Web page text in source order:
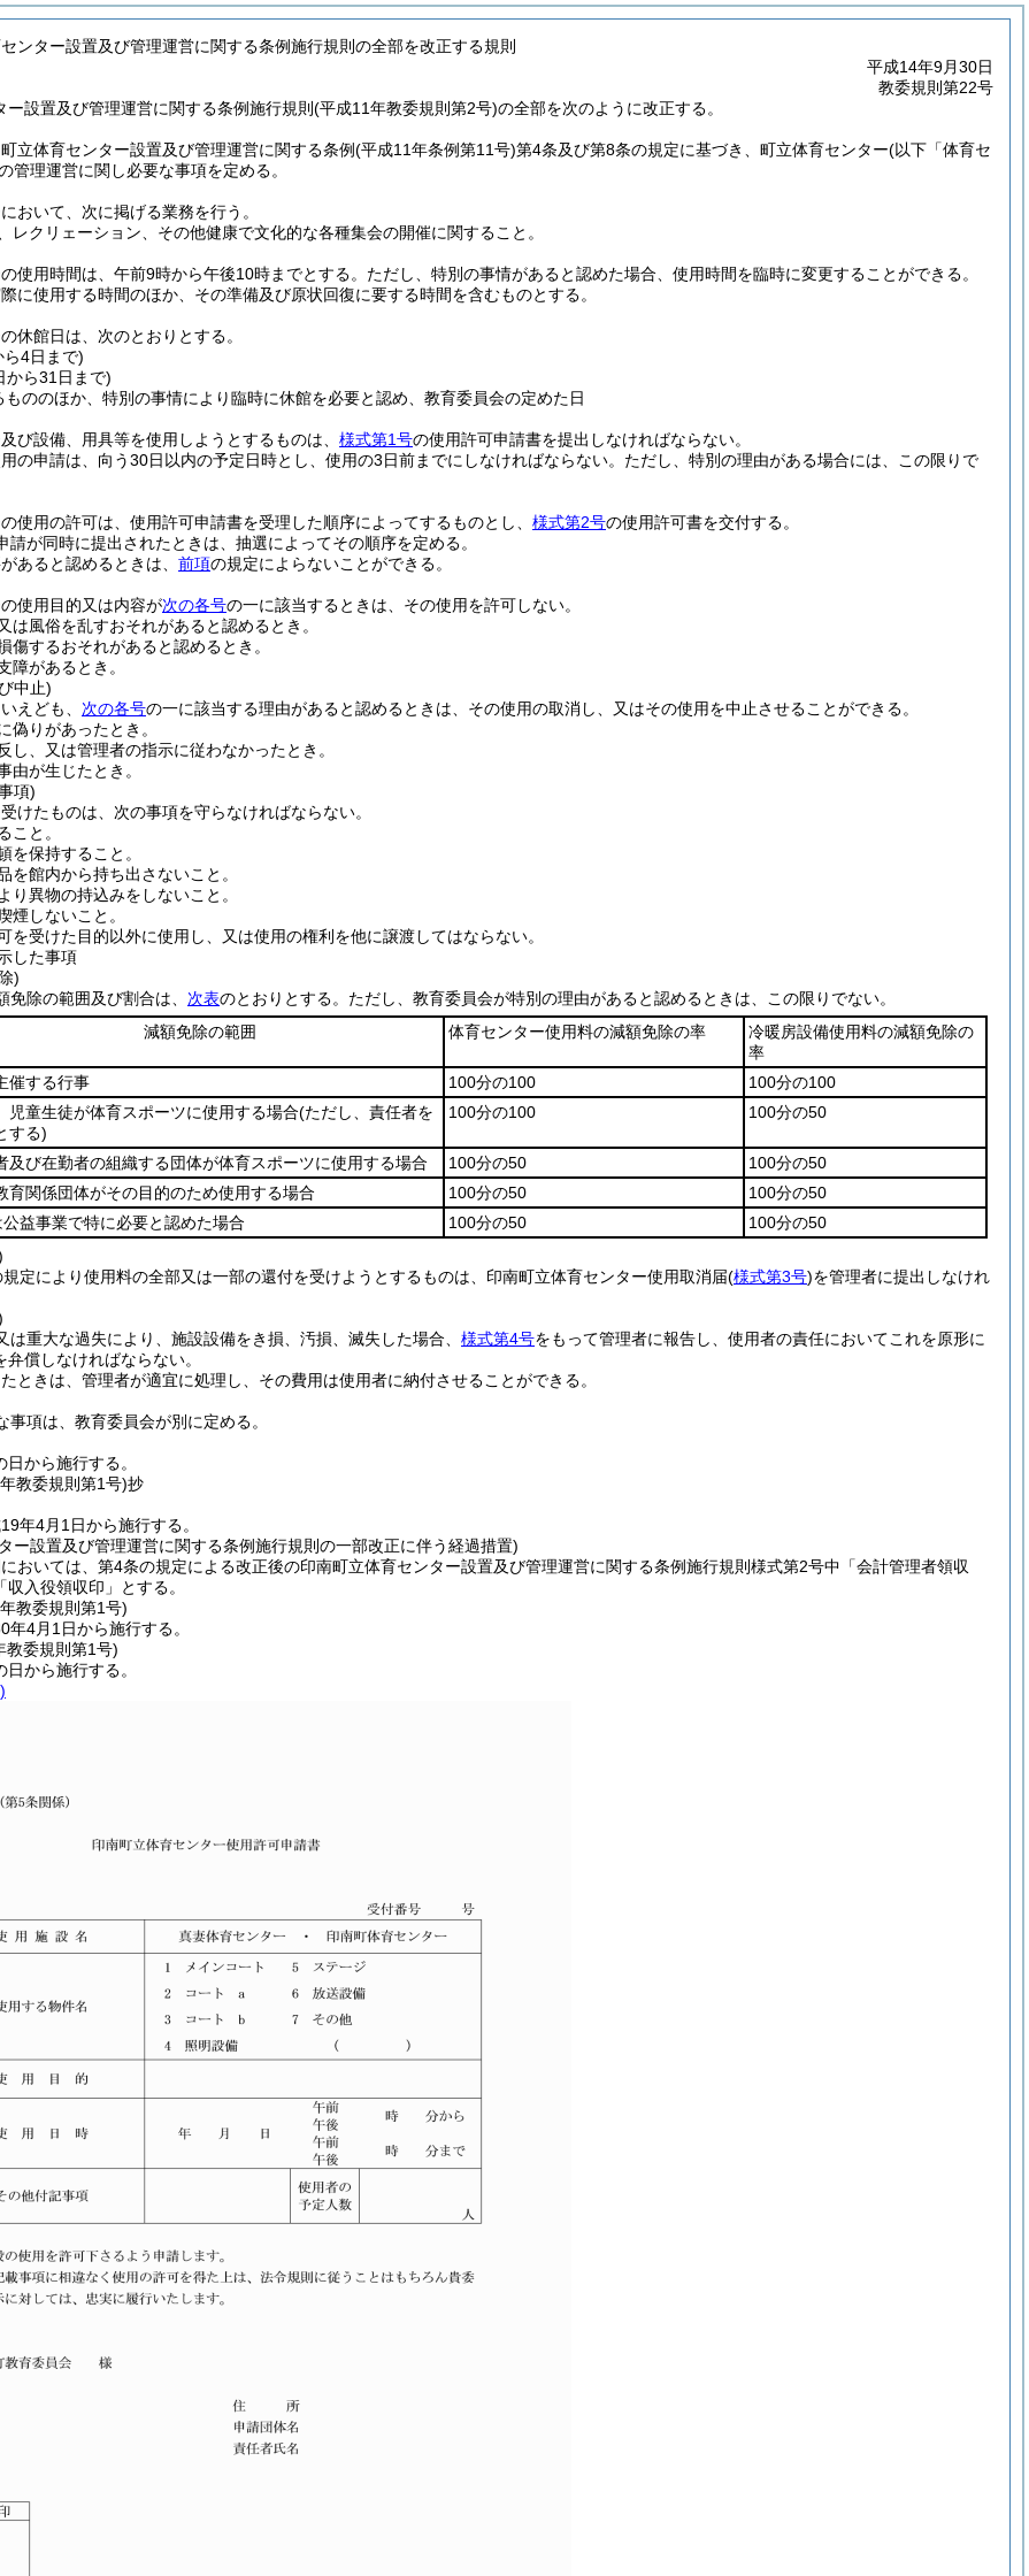
ンター設置及び管理運営に関する条例施行規則の全部を改正する規則
平成14年9月30日
教委規則第22号
ー設置及び管理運営に関する条例施行規則(平成11年教委規則第2号)の全部を次のように改正する。
立体育センター設置及び管理運営に関する条例(平成11年条例第11号)第4条及び第8条の規定に基づき、町立体育センター(以下「体育セ
管理運営に関し必要な事項を定める。
おいて、次に掲げる業務を行う。
レクリェーション、その他健康で文化的な各種集会の開催に関すること。
使用時間は、午前9時から午後10時までとする。 ただし、特別の事情があると認めた場合、使用時間を臨時に変更することができる。
に使用する時間のほか、その準備及び原状回復に要する時間を含むものとする。
休館日は、次のとおりとする。
4日まで)
から31日まで)
もののほか、特別の事情により臨時に休館を必要と認め、教育委員会の定めた日
び設備、用具等を使用しようとするものは、 様式第1号の使用許可申請書を提出しなければならない。
の申請は、向う30日以内の予定日時とし、使用の3日前までにしなければならない。 ただし、特別の理由がある場合には、この限りで
使用の許可は、使用許可申請書を受理した順序によってするものとし、 様式第2号の使用許可書を交付する。
請が同時に提出されたときは、抽選によってその順序を定める。
あると認めるときは、 前項の規定によらないことができる。
使用目的又は内容が次の各号の一に該当するときは、その使用を許可しない。
は風俗を乱すおそれがあると認めるとき。
傷するおそれがあると認めるとき。
障があるとき。
中止)
えども、 次の各号の一に該当する理由があると認めるときは、その使用の取消し、又はその使用を中止させることができる。
偽りがあったとき。
し、又は管理者の指示に従わなかったとき。
由が生じたとき。
項)
けたものは、次の事項を守らなければならない。
こと。
を保持すること。
を館内から持ち出さないこと。
り異物の持込みをしないこと。
煙しないこと。
を受けた目的以外に使用し、又は使用の権利を他に譲渡してはならない。
した事項
)
免除の範囲及び割合は、 次表のとおりとする。 ただし、教育委員会が特別の理由があると認めるときは、この限りでない。
減額免除の範囲
体育センター使用料の減額免除の率
冷暖房設備使用料の減額免除の
率
催する行事 100分の100
100分の100
児童生徒が体育スポーツに使用する場合(ただし、責任者を
する)
100分の100 100分の50
及び在勤者の組織する団体が体育スポーツに使用する場合 100分の50
100分の50
育関係団体がその目的のため使用する場合
100分の50
100分の50
益事業で特に必要と認めた場合
100分の50
100分の50
定により使用料の全部又は一部の還付を受けようとするものは、印南町立体育センター使用取消届(様式第3号)を管理者に提出しなけれ
は重大な過失により、施設設備をき損、汚損、滅失した場合、 様式第4号をもって管理者に報告し、使用者の責任においてこれを原形に
償しなければならない。
ときは、管理者が適宜に処理し、その費用は使用者に納付させることができる。
事項は、教育委員会が別に定める。
から施行する。
教委規則第1号)抄
年4月1日から施行する。
ー設置及び管理運営に関する条例施行規則の一部改正に伴う経過措置)
おいては、第4条の規定による改正後の印南町立体育センター設置及び管理運営に関する条例施行規則様式第2号中「会計管理者領収
入役領収印」とする。
教委規則第1号)
年4月1日から施行する。
教委規則第1号)
から施行する。